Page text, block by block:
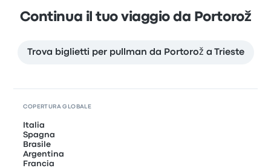
Continua il tuo viaggio da Portorož
Trova biglietti per pullman da Portorož a Trieste
COPERTURA GLOBALE
Italia
Spagna
Brasile
Argentina
Francia